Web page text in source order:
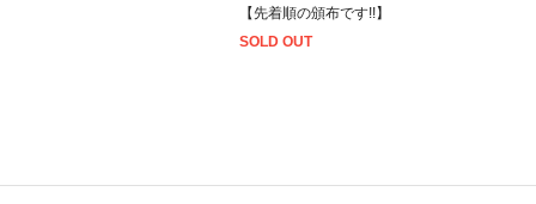
【先着順の頒布です!!】
SOLD OUT